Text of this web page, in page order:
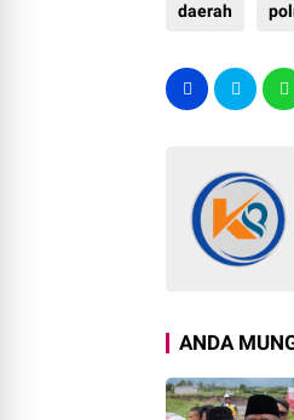
daerah
ANDA